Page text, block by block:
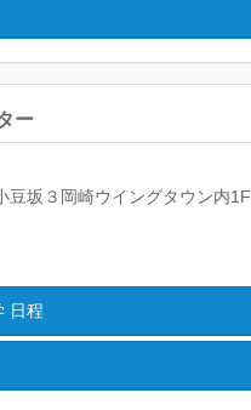
ー
豆坂３岡崎ウイングタウン内1F
日程